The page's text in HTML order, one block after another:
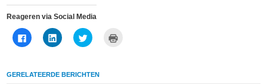
Reageren via Social Media
Klik
om
Facebook
(Wordt
Klik
om
delen
(Wordt
Klik
om
Twitter
(Wordt
GERELATEERDE BERICHTEN